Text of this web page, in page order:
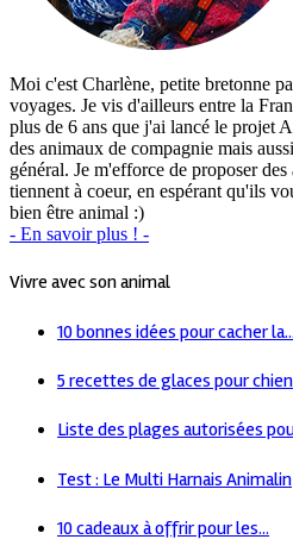
Moi c'est Charlène, petite bretonne
voyages. Je vis d'ailleurs entre la
plus de 6 ans que j'ai lancé le projet
des animaux de compagnie mais
général. Je m'efforce de proposer
tiennent à coeur, en espérant qu'ils
bien être animal :)
- En savoir plus ! -
Vivre avec son animal
10 bonnes idées pour cacher la...
5 recettes de glaces pour chien
Liste des plages autorisées
Test : Le Multi Harnais Animalin
10 cadeaux à offrir pour les...